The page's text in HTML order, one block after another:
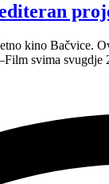
kino
svima